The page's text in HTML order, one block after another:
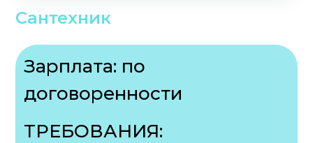
Сантехник
Зарплата: по
договоренности
ТРЕБОВАНИЯ: